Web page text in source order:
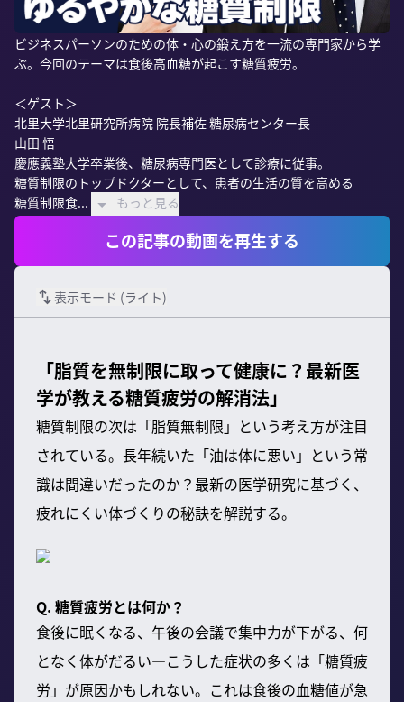
ビジネスパーソンのための体・心の鍛え方を一流の専門家から学
ぶ。今回のテーマは食後高血糖が起こす糖質疲労。
＜ゲスト＞
北里大学北里研究所病院 院長補佐 糖尿病センター長
山田 悟
慶應義塾大学卒業後、糖尿病専門医として診療に従事。
糖質制限のトップドクターとして、患者の生活の質を高める
糖質制限食...
もっと見る
この記事の動画を再生する
表示モード (ライト)
「脂質を無制限に取って健康に？最新医
学が教える糖質疲労の解消法」
糖質制限の次は「脂質無制限」という考え方が注目
されている。長年続いた「油は体に悪い」という常
識は間違いだったのか？最新の医学研究に基づく、
疲れにくい体づくりの秘訣を解説する。
Q. 糖質疲労とは何か？
食後に眠くなる、午後の会議で集中力が下がる、何
となく体がだるい—こうした症状の多くは「糖質疲
労」が原因かもしれない。これは食後の血糖値が急